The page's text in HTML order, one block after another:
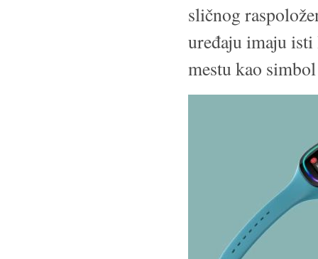
sličnog
uređaju imaju
mestu kao